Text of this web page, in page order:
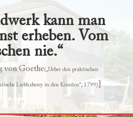
kann man
erheben. Vom
nie.“
von Goethe(„Ueber den praktischen
Liebhaberey in den Künsten“, 1799)